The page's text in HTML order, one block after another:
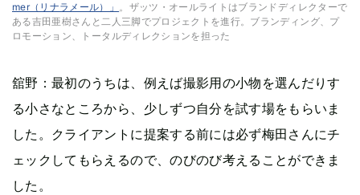
mer（リナラメール）」 。ザッツ・オールライトはブランドディレクターで
ある吉田亜樹さんと二人三脚でプロジェクトを進行。ブランディング、プ
ロモーション、トータルディレクションを担った
舘野：最初のうちは、例えば撮影用の小物を選んだりす
る小さなところから、少しずつ自分を試す場をもらいま
した。クライアントに提案する前には必ず梅田さんにチ
ェックしてもらえるので、のびのび考えることができま
した。